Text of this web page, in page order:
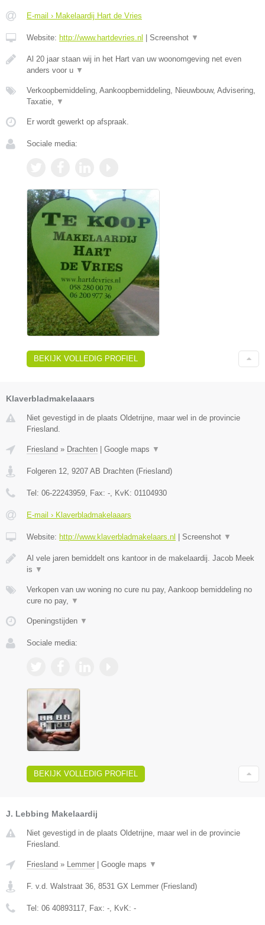
E-mail › Makelaardij Hart de Vries
Website: http://www.hartdevries.nl | Screenshot ▼
Al 20 jaar staan wij in het Hart van uw woonomgeving net even
anders voor u ▼
Verkoopbemiddeling, Aankoopbemiddeling, Nieuwbouw, Advisering,
Taxatie,
▼
Er wordt gewerkt op afspraak.
Sociale media:
BEKIJK VOLLEDIG PROFIEL
Klaverbladmakelaaars
Niet gevestigd in de plaats Oldetrijne, maar wel in de provincie
Friesland.
Friesland » Drachten Google maps ▼
Folgeren 12, 9207 AB Drachten (Friesland)
Tel: 06-22243959, Fax: -, KvK: 01104930
E-mail › Klaverbladmakelaaars
Website: http://www.klaverbladmakelaars.nl Screenshot ▼
Al vele jaren bemiddelt ons kantoor in de makelaardij. Jacob Meek
is ▼
Verkopen van uw woning no cure nu pay, Aankoop bemiddeling no
cure no pay, ▼
Openingstijden ▼
Sociale media:
BEKIJK VOLLEDIG PROFIEL
J. Lebbing Makelaardij
Niet gevestigd in de plaats Oldetrijne, maar wel in de provincie
Friesland.
Friesland » Lemmer Google maps ▼
F. v.d. Walstraat 36 8531 GX Lemmer (Friesland)
Tel: 06 40893117 , Fax: - , KvK: -